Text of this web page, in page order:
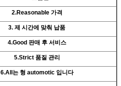
2.Reasonable 가격
3. 제 시간에 맞춰 납품
4.Good 판매 후 서비스
5.Strict 품질 관리
6.All는 형 automotic 입니다